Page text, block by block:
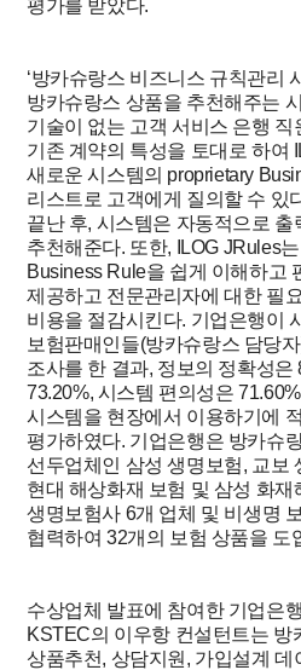
평가를 받았다.
‘방카슈랑스 비즈니스 규칙관리
방카슈랑스 상품을 추천해주는
기술이 없는 고객 서비스 은행
기존 계약의 특성을 토대로 하여
새로운 시스템의 proprietary
리스트로 고객에게 질의할 수 있
끝난 후, 시스템은 자동적으로
추천해준다. 또한, ILOG JRules
Business Rule을 쉽게 이해하고
제공하고 전문관리자에 대한 필
비용을 절감시킨다. 기업은행이
보험판매인들(방카슈랑스 담당
조사를 한 결과, 정보의 정확성은
73.20%, 시스템 편의성은
시스템을 현장에서 이용하기에
평가하였다. 기업은행은 방카슈
선두업체인 삼성 생명보험, 교보
현대 해상화재 보험 및 삼성 화
생명보험사 6개 업체 및 비생명
협력하여 32개의 보험 상품을 도
수상업체 발표에 참여한 기업은
KSTEC의 이우항 컨설턴트는 방
상품추천, 상담지원, 가입설계 데